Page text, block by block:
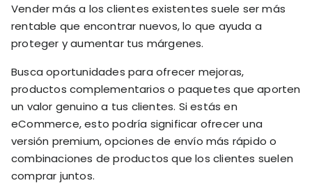
Vender más a los clientes existentes suele ser más
rentable que encontrar nuevos, lo que ayuda a
proteger y aumentar tus márgenes.
Busca oportunidades para ofrecer mejoras,
productos complementarios o paquetes que aporten
un valor genuino a tus clientes. Si estás en
eCommerce, esto podría significar ofrecer una
versión premium, opciones de envío más rápido o
combinaciones de productos que los clientes suelen
comprar juntos.